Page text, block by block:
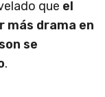
que el
más drama en
se
.